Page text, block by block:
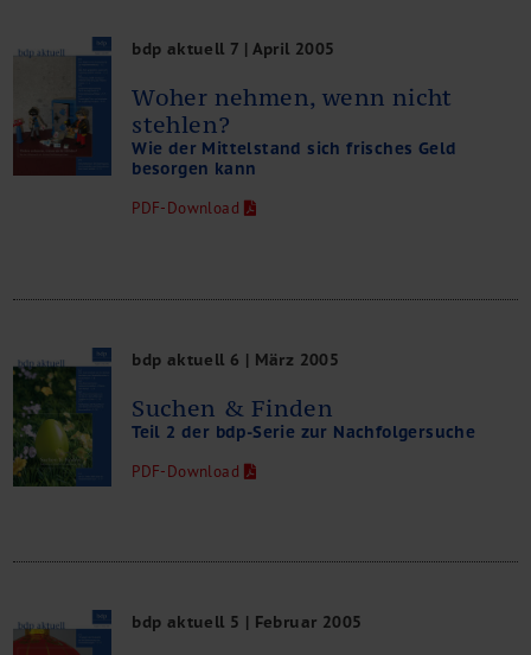
bdp aktuell 7 | April 2005
Woher nehmen, wenn nicht
stehlen?
Wie der Mittelstand sich frisches Geld
besorgen kann
PDF-Download
bdp aktuell 6 | März 2005
Suchen & Finden
Teil 2 der bdp-Serie zur Nachfolgersuche
PDF-Download
bdp aktuell 5 | Februar 2005